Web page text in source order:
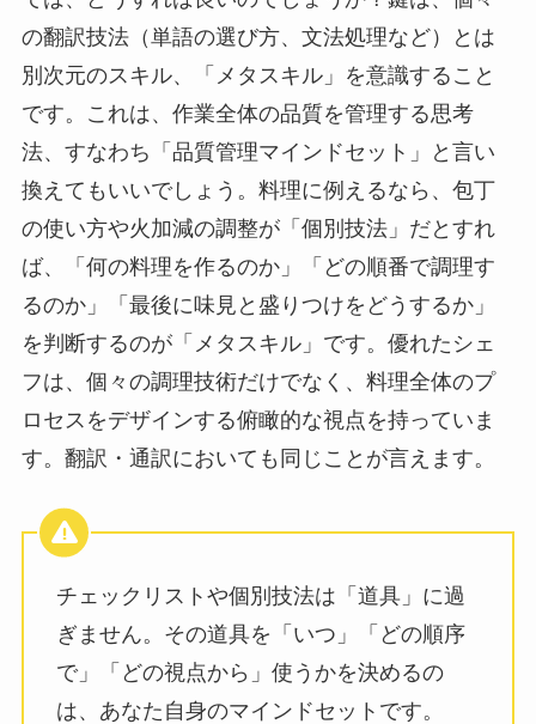
の翻訳技法（単語の選び方、文法処理など）とは
別次元のスキル、「メタスキル」を意識すること
です。これは、作業全体の品質を管理する思考
法、すなわち「品質管理マインドセット」と言い
換えてもいいでしょう。料理に例えるなら、包丁
の使い方や火加減の調整が「個別技法」だとすれ
ば、「何の料理を作るのか」「どの順番で調理す
るのか」「最後に味見と盛りつけをどうするか」
を判断するのが「メタスキル」です。優れたシェ
フは、個々の調理技術だけでなく、料理全体のプ
ロセスをデザインする俯瞰的な視点を持っていま
す。翻訳・通訳においても同じことが言えます。
チェックリストや個別技法は「道具」に過
ぎません。その道具を「いつ」「どの順序
で」「どの視点から」使うかを決めるの
は、あなた自身のマインドセットです。